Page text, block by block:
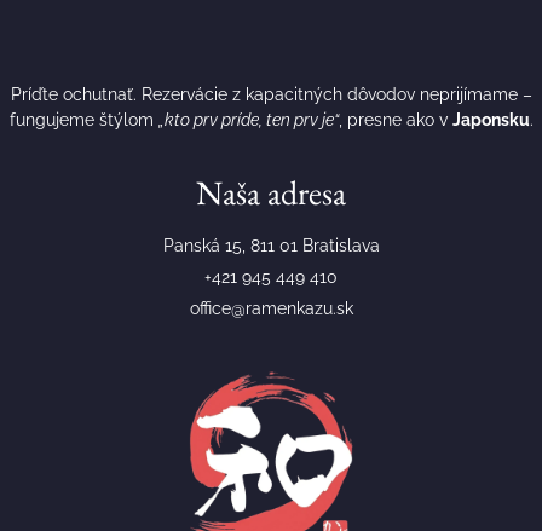
Príďte ochutnať. Rezervácie z kapacitných dôvodov neprijímame –
fungujeme štýlom „kto prv príde, ten prv je“, presne ako v Japonsku.
Naša adresa
Panská 15, 811 01 Bratislava
+421 945 449 410
office@ramenkazu.sk